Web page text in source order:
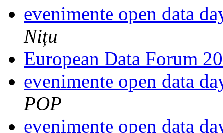
evenimente open data
Nițu
European Data Forum
evenimente open data
POP
evenimente open data